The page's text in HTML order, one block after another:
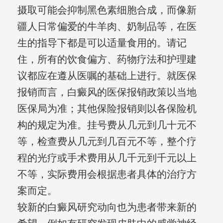
摄取可能会抑制黑色素细胞合成，而像新
疆人日常偏爱的牛羊肉、奶制品等，在医
生的指导下都是可以适量食用的。请记
住，所有的饮食偏方、药物疗法和护理建
议都应在遵从医嘱的基础上进行。就医保
报销而言，白癜风的医保报销政策以当地
医保局为准；其他保险报销则以各保险机
构的规定为准。挂号费从几元到几十元不
等，检查费从几元到几百元不等，整个疗
程的光疗或手术费用从几千元到千元以上
不等，实际费用会根据患者具体的治疗方
案而定。
较新的白癜风研究动向也为患者带来新的